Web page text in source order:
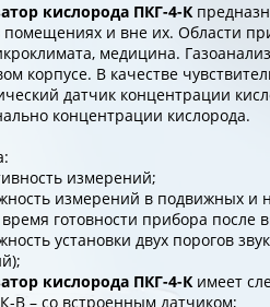
кислорода ПКГ-4-К
помещениях и вне их. Области
медицина.
корпусе. В качестве
датчик концентрации
концентрации кислорода.
измерений;
измерений в подвижных и
готовности прибора после
установки двух порогов
кислорода ПКГ-4-Кимеет
В – со встроенным датчиком;